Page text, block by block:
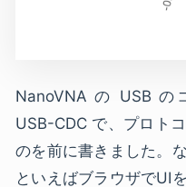
NanoVNA の USB
USB-CDC で、プロト
のを前に書きました。
といえばブラウザでUI